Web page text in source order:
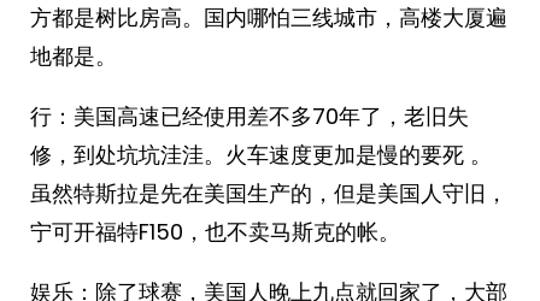
方都是树比房高。国内哪怕三线城市，高楼大厦遍
地都是。
行：美国高速已经使用差不多70年了，老旧失
修，到处坑坑洼洼。火车速度更加是慢的要死 。
虽然特斯拉是先在美国生产的，但是美国人守旧，
宁可开福特F150，也不卖马斯克的帐。
娱乐：除了球赛，美国人晚上九点就回家了，大部